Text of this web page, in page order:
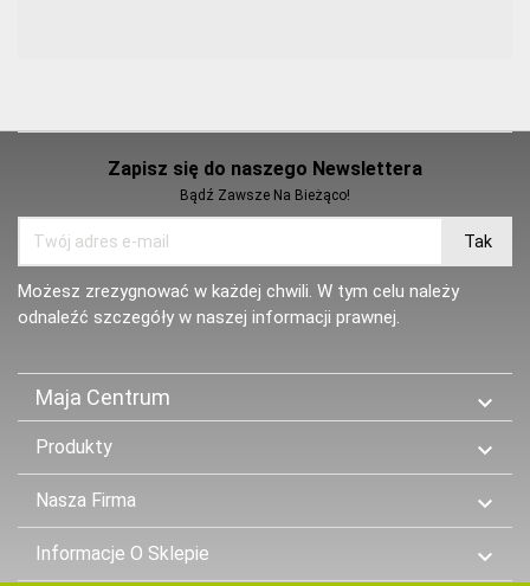
Zapisz się do naszego Newslettera
Bądź Zawsze Na Bieżąco!
Możesz zrezygnować w każdej chwili. W tym celu należy
odnaleźć szczegóły w naszej informacji prawnej.
Maja Centrum 
Produkty 
Nasza Firma 
Informacje O Sklepie 